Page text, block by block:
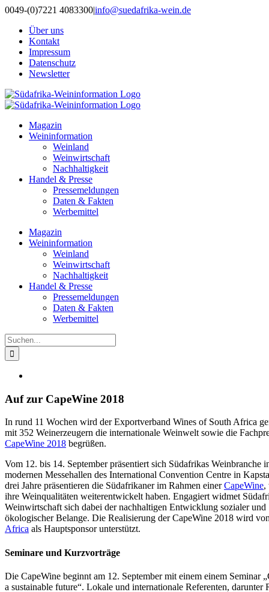
Zum
springen
0049-(0)7221 4083300|info@suedafrika-wein.de
Über uns
Kontakt
Impressum
Datenschutz
Newsletter
Magazin
Weininformation
Weinland
Weinwirtschaft
Nachhaltigkeit
Handel & Presse
Pressemeldungen
Daten & Fakten
Werbemittel
Magazin
Weininformation
Weinland
Weinwirtschaft
Nachhaltigkeit
Handel & Presse
Pressemeldungen
Daten & Fakten
Werbemittel
Suche
nach:
Bild
Auf zur CapeWine 2018
In rund 11 Wochen wird der Exportverband Wines of South Africa
mit 352 Weinerzeugern die internationale Weinwelt sowie die
CapeWine 2018 begrüßen.
Vom 12. bis 14. September präsentiert sich Südafrikas Weinbranche
modernen Messehallen des International Convention Centre in
drei Jahre präsentieren die Südafrikaner im Rahmen einerCapeWine,
ihre Weinqualitäten weiterentwickelt haben. Engagiert widmet
Weinwirtschaft sich dabei der nachhaltigen Entwicklung sozialer und
ökologischer Belange. Die Realisierung der CapeWine 2018 wird
Africa als Hauptsponsor unterstützt.
Seminare und Kurzvorträge
Die CapeWine beginnt am 12. September mit einem einem Seminar
a sustainable future“. Lokale und internationale Referenten, darunter